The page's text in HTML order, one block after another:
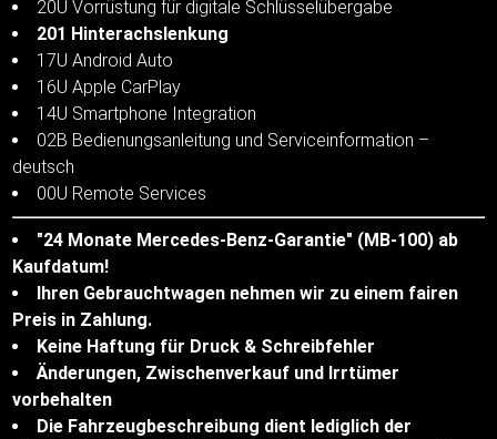
20U Vorrüstung für digitale Schlüsselübergabe
201 Hinterachslenkung
17U Android Auto
16U Apple CarPlay
14U Smartphone Integration
02B Bedienungsanleitung und Serviceinformation –
deutsch
00U Remote Services
"24 Monate Mercedes-Benz-Garantie" (MB-100) ab
Kaufdatum!
Ihren Gebrauchtwagen nehmen wir zu einem fairen
Preis in Zahlung.
Keine Haftung für Druck & Schreibfehler
Änderungen, Zwischenverkauf und Irrtümer
vorbehalten
Die Fahrzeugbeschreibung dient lediglich der